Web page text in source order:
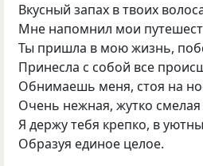
Вкусный запах в твоих
Мне напомнил мои
Ты пришла в мою жизнь,
Принесла с собой все
Обнимаешь меня, стоя на
Очень нежная, жутко смелая
Я держу тебя крепко, в
Образуя единое целое.